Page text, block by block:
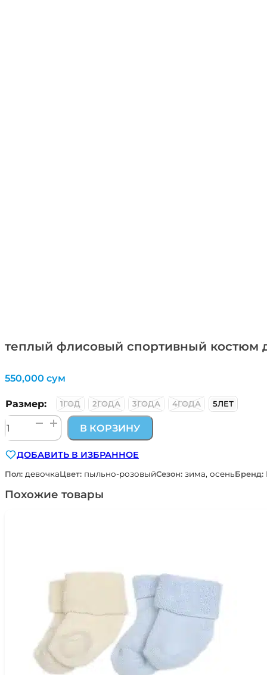
теплый флисовый спортивный
550,000 сум
Размер: 1ГОД 2ГОДА 3ГОДА 4ГОДА 5ЛЕТ
Количество
товара
флисовый
спортивный
костюм
для
В КОРЗИНУ
ДОБАВИТЬ В ИЗБРАННОЕ
Пол: девочкаЦвет: пыльно-розовыйСезон: зима, осеньБренд:
Похожие товары